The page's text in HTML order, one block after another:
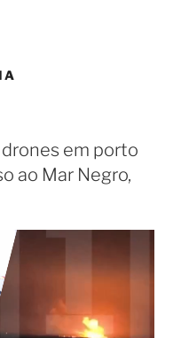
em porto
ao Mar Negro,